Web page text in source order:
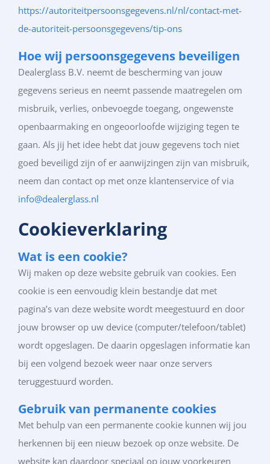
https://autoriteitpersoonsgegevens.nl/nl/contact-met-
de-autoriteit-persoonsgegevens/tip-ons
Hoe wij persoonsgegevens beveiligen
Dealerglass B.V. neemt de bescherming van jouw
gegevens serieus en neemt passende maatregelen om
misbruik, verlies, onbevoegde toegang, ongewenste
openbaarmaking en ongeoorloofde wijziging tegen te
gaan. Als jij het idee hebt dat jouw gegevens toch niet
goed beveiligd zijn of er aanwijzingen zijn van misbruik,
neem dan contact op met onze klantenservice of via
info@dealerglass.nl
Cookieverklaring
Wat is een cookie?
Wij maken op deze website gebruik van cookies. Een
cookie is een eenvoudig klein bestandje dat met
pagina’s van deze website wordt meegestuurd en door
jouw browser op uw device (computer/telefoon/tablet)
wordt opgeslagen. De daarin opgeslagen informatie kan
bij een volgend bezoek weer naar onze servers
teruggestuurd worden.
Gebruik van permanente cookies
Met behulp van een permanente cookie kunnen wij jou
herkennen bij een nieuw bezoek op onze website. De
website kan daardoor speciaal op jouw voorkeuren